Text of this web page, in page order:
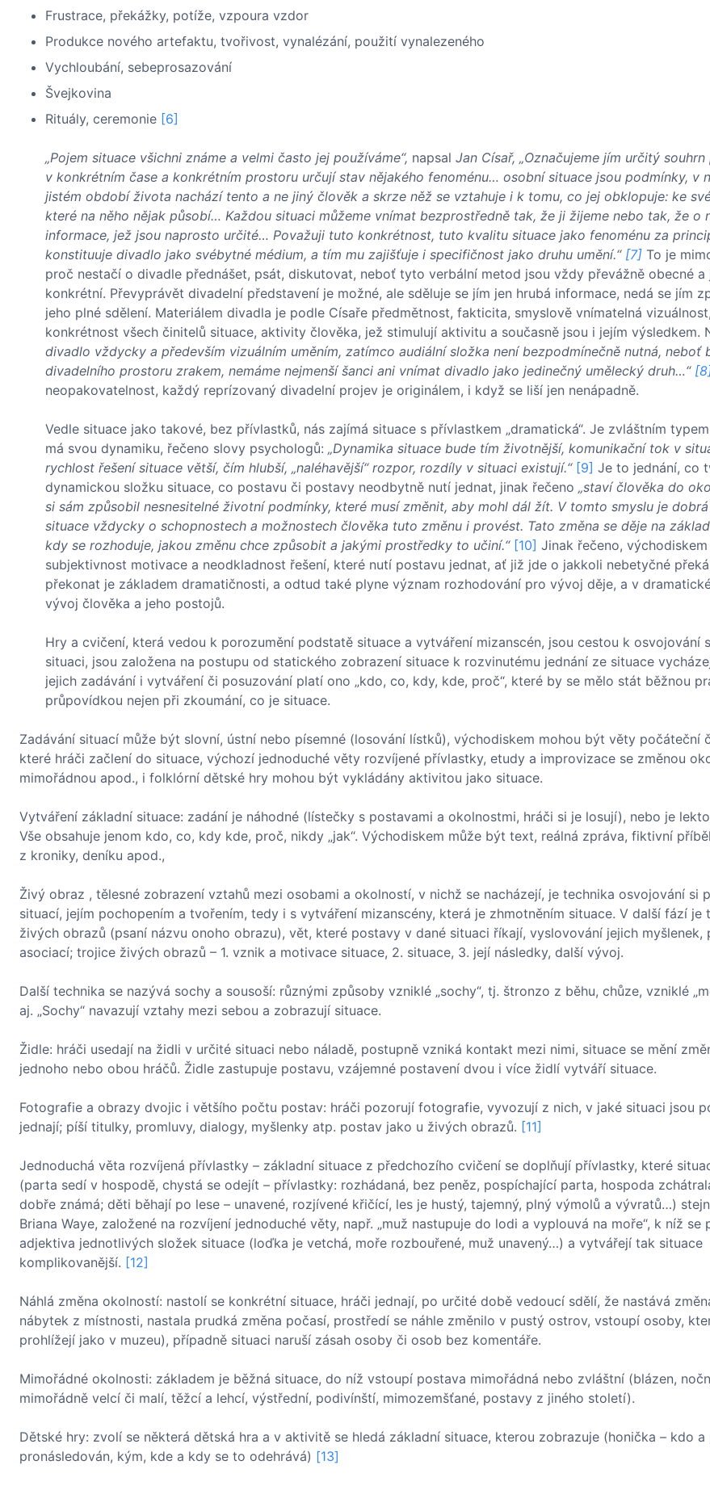
Frustrace, překážky, potíže, vzpoura vzdor
Produkce nového artefaktu, tvořivost, vynalézání, použití vynalezeného
Vychloubání, sebeprosazování
Švejkovina
Rituály, ceremonie [6]
„Pojem situace všichni známe a velmi často jej používáme“, napsal Jan Císař, „Označujeme jím určitý
v konkrétním čase a konkrétním prostoru určují stav nějakého fenoménu… osobní situace jsou podmínky, v
jistém období života nachází tento a ne jiný člověk a skrze něž se vztahuje i k tomu, co jej obklopuje: ke
které na něho nějak působí… Každou situaci můžeme vnímat bezprostředně tak, že ji žijeme nebo tak, že o
informace, jež jsou naprosto určité… Považuji tuto konkrétnost, tuto kvalitu situace jako fenoménu za
konstituuje divadlo jako svébytné médium, a tím mu zajišťuje i specifičnost jako druhu umění.“ [7] To je
proč nestačí o divadle přednášet, psát, diskutovat, neboť tyto verbální metod jsou vždy převážně obecné a
konkrétní. Převyprávět divadelní představení je možné, ale sděluje se jím jen hrubá informace, nedá se jím
jeho plné sdělení. Materiálem divadla je podle Císaře předmětnost, fakticita, smyslově vnímatelná
konkrétnost všech činitelů situace, aktivity člověka, jež stimulují aktivitu a současně jsou i jejím výsledkem.
divadlo vždycky a především vizuálním uměním, zatímco audiální složka není bezpodmínečně nutná, neboť
divadelního prostoru zrakem, nemáme nejmenší šanci ani vnímat divadlo jako jedinečný umělecký druh…“
neopakovatelnost, každý reprízovaný divadelní projev je originálem, i když se liší jen nenápadně.
Vedle situace jako takové, bez přívlastků, nás zajímá situace s přívlastkem „dramatická“. Je zvláštním
má svou dynamiku, řečeno slovy psychologů: „Dynamika situace bude tím životnější, komunikační tok v
rychlost řešení situace větší, čím hlubší, „naléhavější“ rozpor, rozdíly v situaci existují.“ [9] Je to jednání, co
dynamickou složku situace, co postavu či postavy neodbytně nutí jednat, jinak řečeno „staví člověka do
si sám způsobil nesnesitelné životní podmínky, které musí změnit, aby mohl dál žít. V tomto smyslu je
situace vždycky o schopnostech a možnostech člověka tuto změnu i provést. Tato změna se děje na
kdy se rozhoduje, jakou změnu chce způsobit a jakými prostředky to učiní.“ [10] Jinak řečeno,
subjektivnost motivace a neodkladnost řešení, které nutí postavu jednat, ať již jde o jakkoli nebetyčné
překonat je základem dramatičnosti, a odtud také plyne význam rozhodování pro vývoj děje, a v
vývoj člověka a jeho postojů.
Hry a cvičení, která vedou k porozumění podstatě situace a vytváření mizanscén, jsou cestou k osvojování
situaci, jsou založena na postupu od statického zobrazení situace k rozvinutému jednání ze situace
jejich zadávání i vytváření či posuzování platí ono „kdo, co, kdy, kde, proč“, které by se mělo stát běžnou
průpovídkou nejen při zkoumání, co je situace.
Zadávání situací může být slovní, ústní nebo písemné (losování lístků), východiskem mohou být věty počáteční
které hráči začlení do situace, výchozí jednoduché věty rozvíjené přívlastky, etudy a improvizace se změnou
mimořádnou apod., i folklórní dětské hry mohou být vykládány aktivitou jako situace.
Vytváření základní situace: zadání je náhodné (lístečky s postavami a okolnostmi, hráči si je losují), nebo je
Vše obsahuje jenom kdo, co, kdy kde, proč, nikdy „jak“. Východiskem může být text, reálná zpráva, fiktivní
z kroniky, deníku apod.,
Živý obraz , tělesné zobrazení vztahů mezi osobami a okolností, v nichž se nacházejí, je technika osvojování si
situací, jejím pochopením a tvořením, tedy i s vytváření mizanscény, která je zhmotněním situace. V další fází je
živých obrazů (psaní názvu onoho obrazu), vět, které postavy v dané situaci říkají, vyslovování jejich myšlenek,
asociací; trojice živých obrazů – 1. vznik a motivace situace, 2. situace, 3. její následky, další vývoj.
Další technika se nazývá sochy a sousoší: různými způsoby vzniklé „sochy“, tj. štronzo z běhu, chůze, vzniklé
aj. „Sochy“ navazují vztahy mezi sebou a zobrazují situace.
Židle: hráči usedají na židli v určité situaci nebo náladě, postupně vzniká kontakt mezi nimi, situace se mění
jednoho nebo obou hráčů. Židle zastupuje postavu, vzájemné postavení dvou i více židlí vytváří situace.
Fotografie a obrazy dvojic i většího počtu postav: hráči pozorují fotografie, vyvozují z nich, v jaké situaci jsou
jednají; píší titulky, promluvy, dialogy, myšlenky atp. postav jako u živých obrazů. [11]
Jednoduchá věta rozvíjená přívlastky – základní situace z předchozího cvičení se doplňují přívlastky, které
(parta sedí v hospodě, chystá se odejít – přívlastky: rozhádaná, bez peněz, pospíchající parta, hospoda
dobře známá; děti běhají po lese – unavené, rozjívené křičící, les je hustý, tajemný, plný výmolů a vývratů…)
Briana Waye, založené na rozvíjení jednoduché věty, např. „muž nastupuje do lodi a vyplouvá na moře“, k níž se
adjektiva jednotlivých složek situace (loďka je vetchá, moře rozbouřené, muž unavený…) a vytvářejí tak situace
komplikovanější. [12]
Náhlá změna okolností: nastolí se konkrétní situace, hráči jednají, po určité době vedoucí sdělí, že nastává
nábytek z místnosti, nastala prudká změna počasí, prostředí se náhle změnilo v pustý ostrov, vstoupí osoby,
prohlížejí jako v muzeu), případně situaci naruší zásah osoby či osob bez komentáře.
Mimořádné okolnosti: základem je běžná situace, do níž vstoupí postava mimořádná nebo zvláštní (blázen,
mimořádně velcí či malí, těžcí a lehcí, výstřední, podivínští, mimozemšťané, postavy z jiného století).
Dětské hry: zvolí se některá dětská hra a v aktivitě se hledá základní situace, kterou zobrazuje (honička – kdo a
pronásledován, kým, kde a kdy se to odehrává) [13]